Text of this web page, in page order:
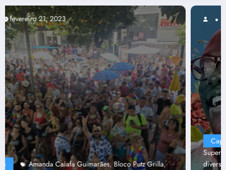
Capa
“Tendências para Docência no Ensino
Superior”,Ânima Educaçã,Ânima Plurais , capa,Política de
diversidade da Una e do UniBH,Rede Comunicação de
março 5, 2021